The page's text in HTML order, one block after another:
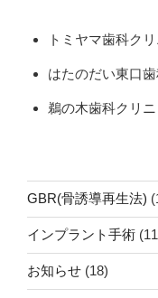
トミヤマ歯科ク
はたのだい東口
鵜の木歯科クリニ
GBR(骨誘導再生法)
インプラント手術
お知らせ (18)